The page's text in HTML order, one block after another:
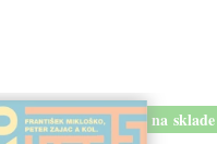
na sklade